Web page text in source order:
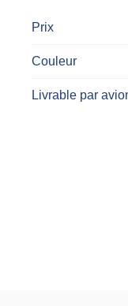
Prix
Couleur
Livrable par